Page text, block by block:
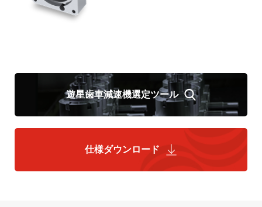
遊星歯車減速機選定ツール
仕様ダウンロード